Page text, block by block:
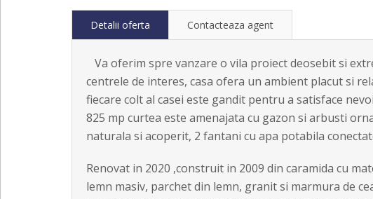
Detalii oferta Contacteaza agent
Va oferim spre vanzare o vila proiect deosebit si
centrele de interes, casa ofera un ambient placut si
fiecare colt al casei este gandit pentru a satisface
825 mp curtea este amenajata cu gazon si arbusti
naturala si acoperit, 2 fantani cu apa potabila
Renovat in 2020 ,construit in 2009 din caramida cu
lemn masiv, parchet din lemn, granit si marmura de